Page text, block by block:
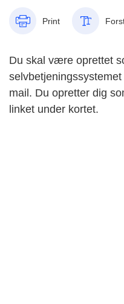
Print
Du skal være oprettet
mail. Du opretter dig
linket under kortet.